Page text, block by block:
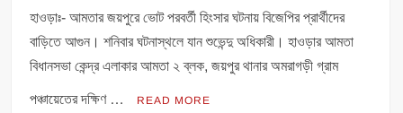
হাওড়াঃ- আমতার জয়পুরে ভোট পরবর্তী হিংসার ঘটনায় বিজেপির প্রার্থীদের
বাড়িতে আগুন। শনিবার ঘটনাস্থলে যান শুভেন্দু অধিকারী। হাওড়ার আমতা
বিধানসভা কেন্দ্র এলাকার আমতা ২ ব্লক, জয়পুর থানার অমরাগড়ী গ্রাম
পঞ্চায়েতের দক্ষিণ … READ MORE